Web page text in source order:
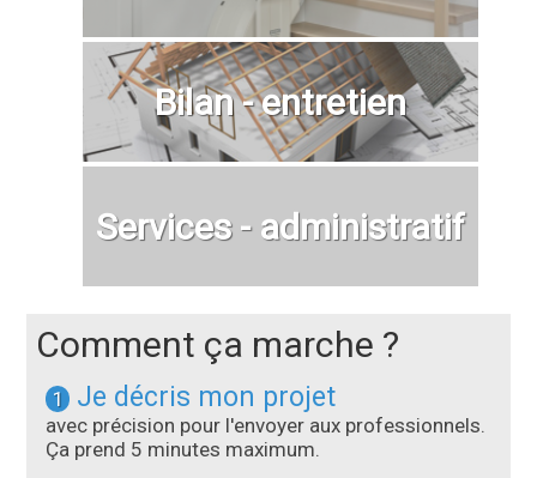
Bilan - entretien
Services - administratif
Comment ça marche ?
1 Je décris mon projet
avec précision pour l'envoyer aux professionnels.
Ça prend 5 minutes maximum.